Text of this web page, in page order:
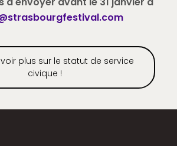
plus sur le statut de service
civique !